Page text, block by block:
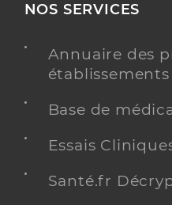
NOS SERVICES
Annuaire des
Base de
Essais
Santé.fr